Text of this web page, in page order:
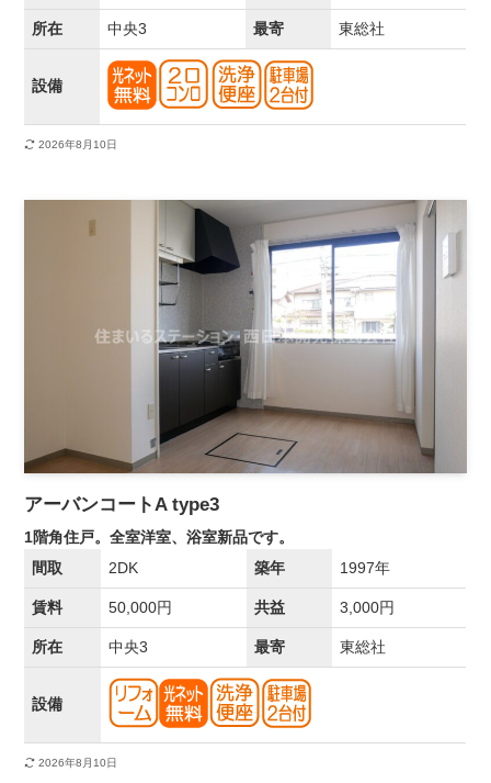
所在 中央3 最寄 東総社
設備
2026年8月10日
アーバンコートA type3
1階角住戸。全室洋室、浴室新品です。
間取
2DK 築年 1997年
賃料 50,000円 共益 3,000円
所在 中央3 最寄 東総社
設備
2026年8月10日